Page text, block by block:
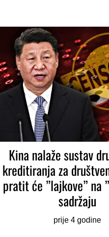
Kina nalaže sustav
kreditiranja za
pratit će ”lajkove” na
sadržaju
prije 4 godine